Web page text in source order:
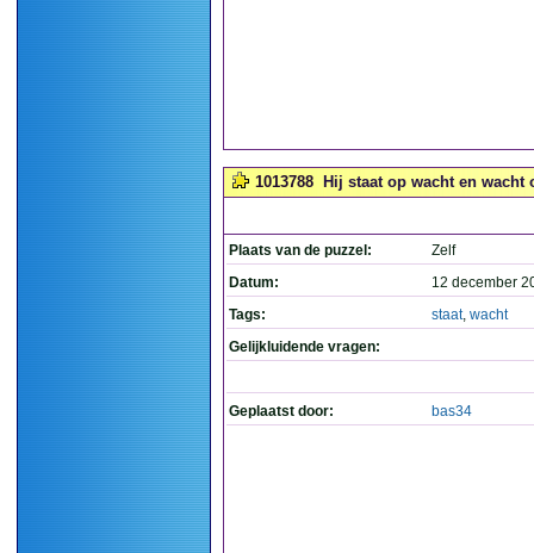
1013788 Hij staat op wacht en wacht
Plaats van de puzzel:
Zelf
Datum:
12 december
Tags:
staat, wacht
Gelijkluidende vragen:
Geplaatst door: bas34